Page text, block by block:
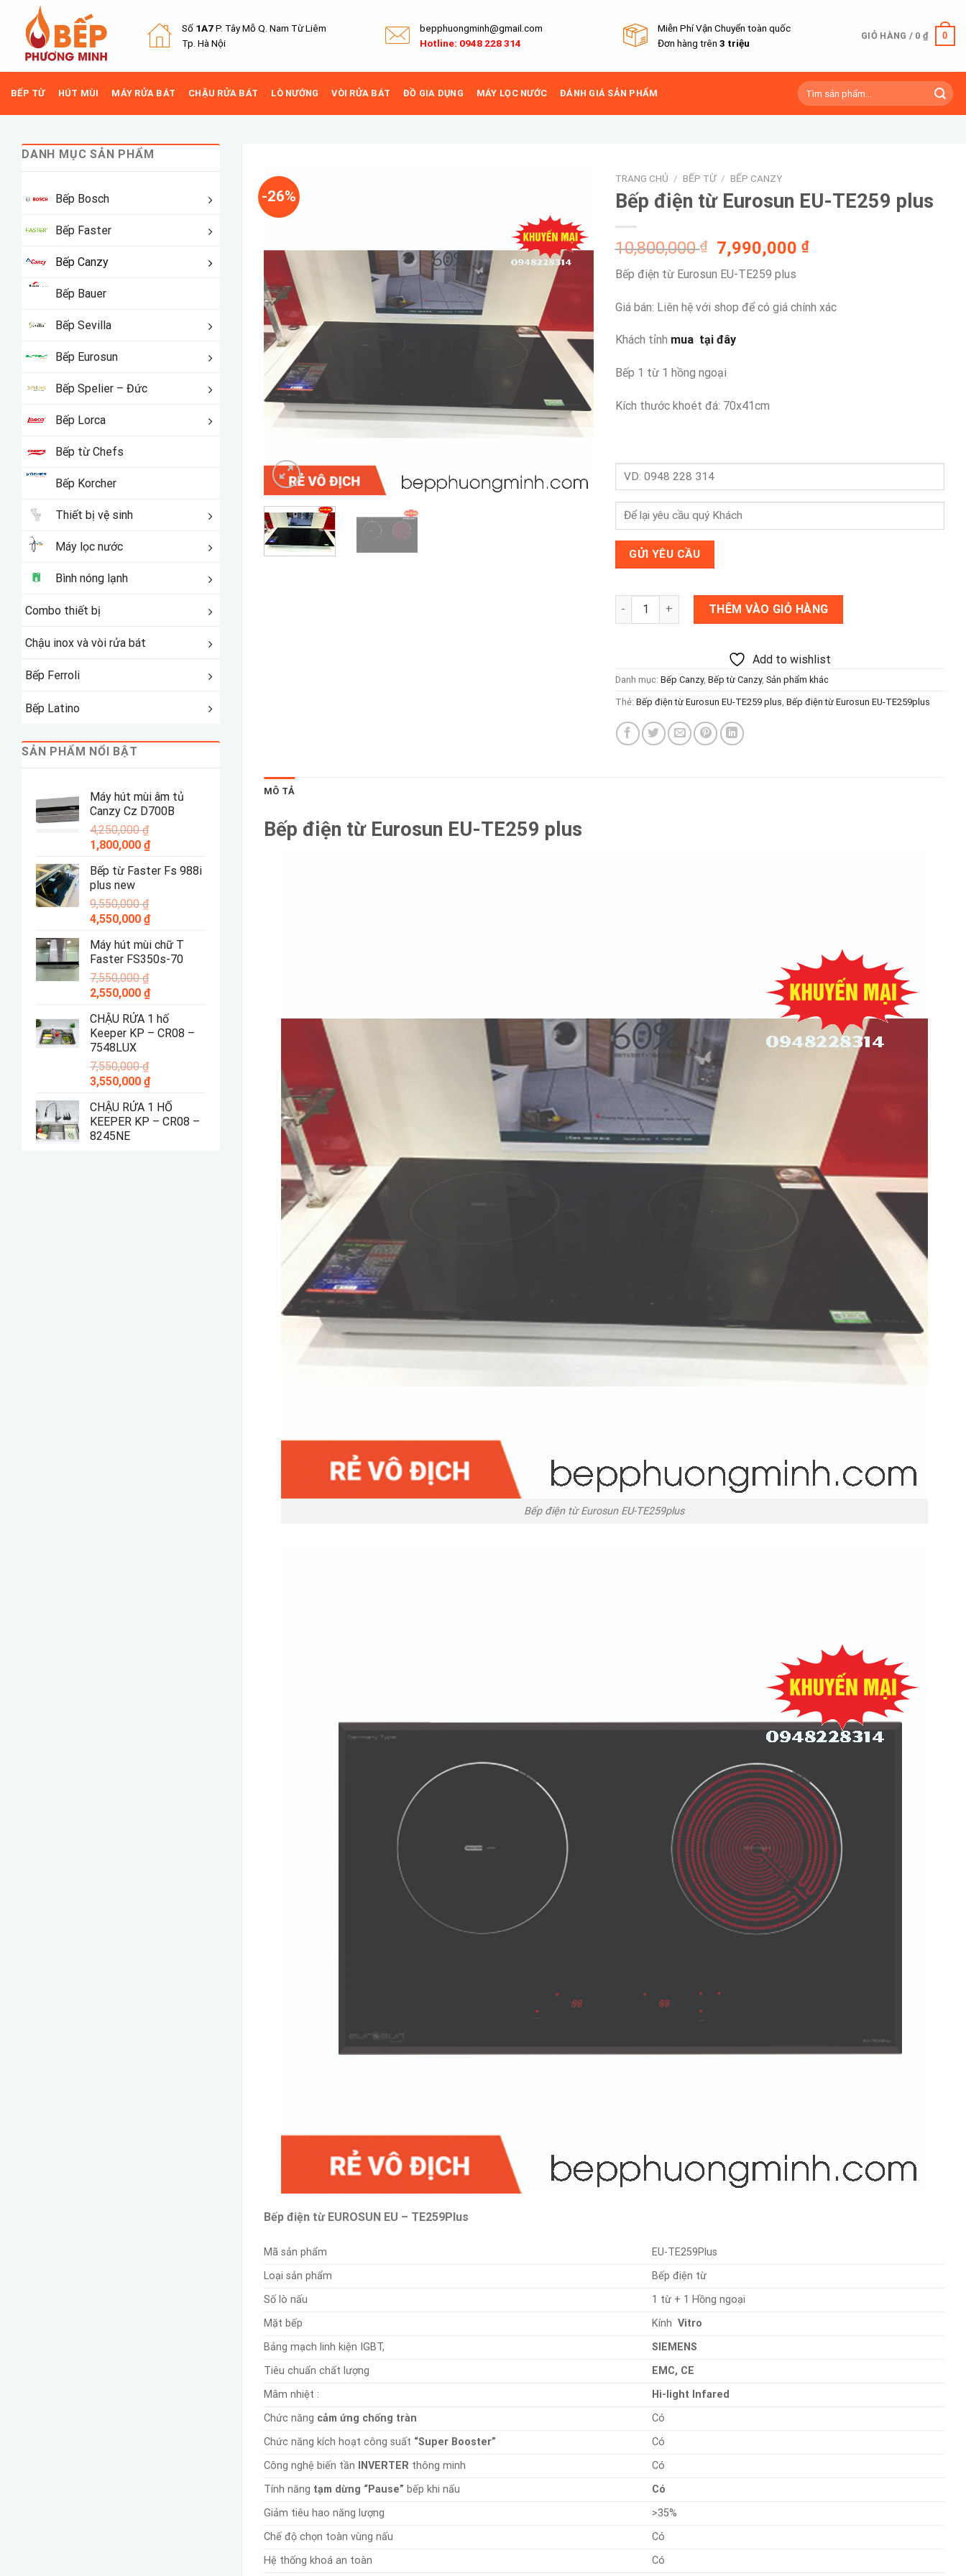
content
Số 1A7P. Tây Mỗ Q. Nam Từ Liêm
Tp. Hà Nội
bepphuongminh@gmail.com
Hotline: 0948 228 314
Miễn Phí Vận Chuyển toàn quốc
Đơn hàng trên 3 triệu
GIỎ HÀNG / 0 ₫ 0
BẾP TỪ HÚT MÙI MÁY RỬA BÁT CHẬU RỬA BÁT LÒ NƯỚNG VÒI RỬA BÁT ĐỒ GIA DỤNG MÁY LỌC NƯỚC ĐÁNH GIÁ SẢN PHẨM
Tìm
kiếm:
DANH MỤC SẢN PHẨM
Bếp Bosch
Bếp Faster
Bếp Canzy
Bếp Bauer
Bếp Sevilla
Bếp Eurosun
Bếp Spelier – Đức
Bếp Lorca
Bếp từ Chefs
Bếp Korcher
Thiết bị vệ sinh
Máy lọc nước
Bình nóng lạnh
Combo thiết bị
Chậu inox và vòi rửa bát
Bếp Ferroli
Bếp Latino
SẢN PHẨM NỔI BẬT
Máy hút mùi âm tủ
Canzy Cz D700B
4,250,000₫
Giá
là:
4,250,000 ₫.
1,800,000 ₫Giá
tại
Bếp từ Faster Fs 988i
plus new
9,550,000₫
Giá
là:
9,550,000 ₫.
4,550,000 ₫Giá
tại
là:
Máy hút mùi chữ T
Faster FS350s-70
7,550,000₫
Giá
là:
7,550,000 ₫.
2,550,000 ₫Giá
tại
là:
CHẬU RỬA 1 hố
Keeper KP – CR08 –
7548LUX
7,550,000₫
Giá
là:
7,550,000 ₫.
3,550,000 ₫Giá
tại
là:
CHẬU RỬA 1 HỐ
KEEPER KP – CR08 –
8245NE
-26%
Add to
wishlist
TRANG CHỦ / BẾP TỪ / BẾP CANZY
Bếp điện từ Eurosun EU-TE259 plus
10,800,000₫
Giá
gốc
là:
10,800,000 ₫.
7,990,000 ₫Giá
là:
7,990,000 ₫.
Bếp điện từ Eurosun EU-TE259 plus
Giá bán: Liên hệ với shop để có giá chính xác
Khách tỉnh mua tại đây
Bếp 1 từ 1 hồng ngoại
Kích thước khoét đá: 70x41cm
Bếp điện từ Eurosun EU-TE259 plus số lượng
THÊM VÀO GIỎ HÀNG
Add to wishlist
Danh mục: Bếp Canzy, Bếp từ Canzy, Sản phẩm khác
Thẻ: Bếp điện từ Eurosun EU-TE259 plus Bếp điện từ Eurosun EU-TE259plus
MÔ TẢ
Bếp điện từ Eurosun EU-TE259 plus
Bếp điện từ Eurosun EU-TE259plus
Bếp điện từ EUROSUN EU – TE259Plus
Mã sản phẩm
EU-TE259Plus
Loại sản phẩm
Bếp điện từ
Số lò nấu
1 từ + 1 Hồng ngoại
Mặt bếp
Kính Vitro
Bảng mạch linh kiện IGBT,
SIEMENS
Tiêu chuẩn chất lượng
EMC, CE
Mâm nhiệt :
Hi-light Infared
Chức năng cảm ứng chống tràn
Có
Chức năng kích hoạt công suất “Super Booster”
Có
Công nghệ biến tần
INVERTER thông minh
Có
Tính năng tạm dừng “Pause” bếp khi nấu Có
Giảm tiêu hao năng lượng
>35%
Chế độ chọn toàn vùng nấu
Có
Hệ thống khoá an toàn
Có